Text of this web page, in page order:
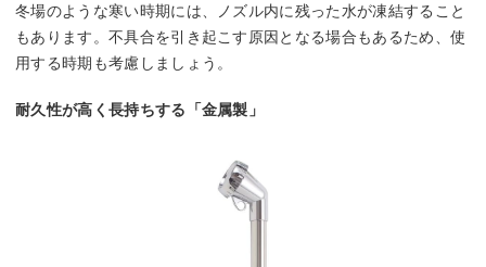
冬場のような寒い時期には、ノズル内に残った水が凍結すること
もあります。不具合を引き起こす原因となる場合もあるため、使
用する時期も考慮しましょう。
耐久性が高く長持ちする「金属製」